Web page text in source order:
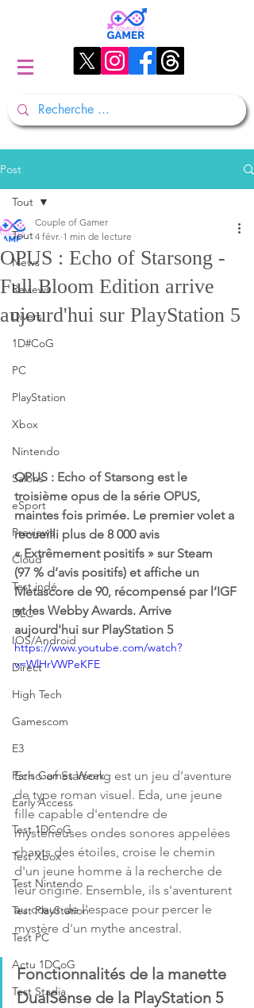
Post
Tout
News
Reviews
Divers
1D#CoG
PC
PlayStation
Xbox
Nintendo
Salons
eSport
Previews
Cloud
Test indé
DLC
IOS/Android
Direct
High Tech
Gamescom
E3
Paris Games Week
Early Access
Test 1DCoG
Test Xbox
Test Nintendo
Test PlayStation
Test PC
Actu 1DCoG
Test Stadia
Tout
OPUS : Echo of Starsong -
Full Bloom Edition arrive
aujourd'hui sur PlayStation 5
Couple of Gamer
4 févr. 1 min de lecture
OPUS : Echo of Starsong est le
troisième opus de la série OPUS,
maintes fois primée. Le premier volet a
recueilli plus de 8 000 avis
« Extrêmement positifs » sur Steam
(97 % d’avis positifs) et affiche un
Metascore de 90, récompensé par l’IGF
et les Webby Awards. Arrive
aujourd'hui sur PlayStation 5
https://www.youtube.com/watch?
v=WlHrVWPeKFE
Echo of Starsong est un jeu d'aventure
de type roman visuel. Eda, une jeune
fille capable d'entendre de
mystérieuses ondes sonores appelées
chants des étoiles, croise le chemin
d'un jeune homme à la recherche de
leur origine. Ensemble, ils s'aventurent
au cœur de l'espace pour percer le
mystère d'un mythe ancestral.
Fonctionnalités de la manette
DualSense de la PlayStation 5